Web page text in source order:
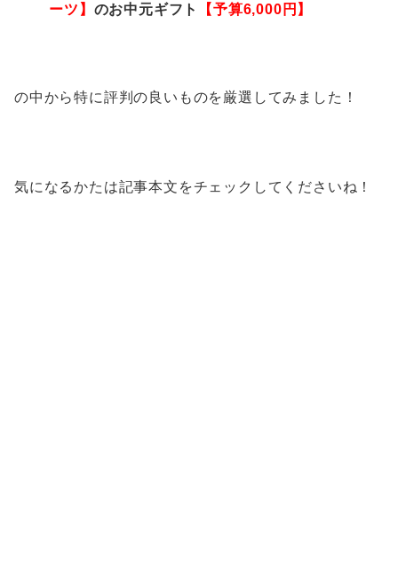
ーツ 】 のお中元ギフト 【予算6,000円】
の中から特に評判の良いものを厳選してみました！
気になるかたは記事本文をチェックしてくださいね！